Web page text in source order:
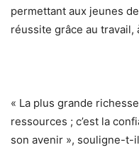
permettant aux jeunes
réussite grâce au travail,
« La plus grande
ressources ; c’est la
son avenir », souligne-t-